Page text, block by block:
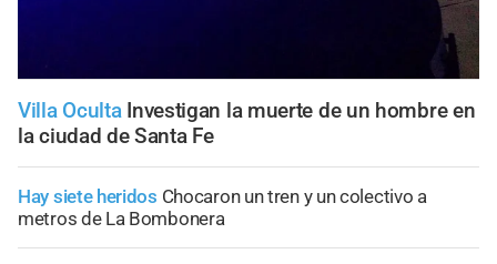
Villa Oculta Investigan la muerte de un hombre en
la ciudad de Santa Fe
Hay siete heridos Chocaron un tren y un colectivo a
metros de La Bombonera